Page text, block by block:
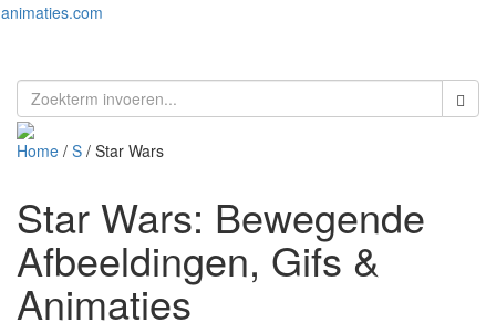
animaties.com
Home / S / Star Wars
Star Wars: Bewegende
Afbeeldingen, Gifs &
Animaties